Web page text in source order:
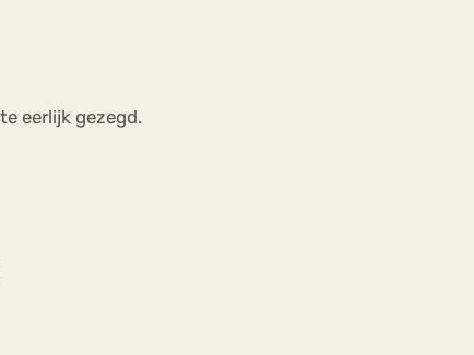
eerlijk gezegd.